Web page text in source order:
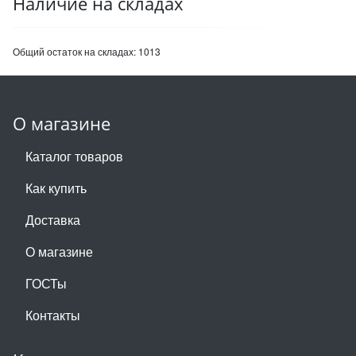
Общий остаток на складах: 1013
О магазине
Каталог товаров
Как купить
Доставка
О магазине
ГОСТы
Контакты